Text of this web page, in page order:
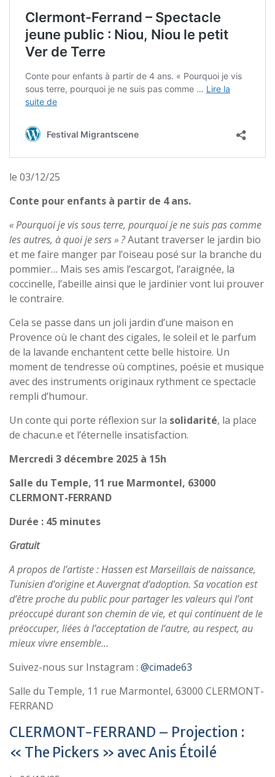
le 03/12/25
Conte pour enfants à partir de 4 ans.
« Pourquoi je vis sous terre, pourquoi je ne suis pas comme
les autres, à quoi je sers » ?Autant traverser le jardin bio
et me faire manger par l’oiseau posé sur la branche du
pommier… Mais ses amis l’escargot, l’araignée, la
coccinelle, l’abeille ainsi que le jardinier vont lui prouver
le contraire.
Cela se passe dans un joli jardin d’une maison en
Provence où le chant des cigales, le soleil et le parfum
de la lavande enchantent cette belle histoire. Un
moment de tendresse où comptines, poésie et musique
avec des instruments originaux rythment ce spectacle
rempli d’humour.
Un conte qui porte réflexion sur la solidarité, la place
de chacun.e et l’éternelle insatisfaction.
Mercredi 3 décembre 2025 à 15h
Salle du Temple, 11 rue Marmontel, 63000
CLERMONT-FERRAND
Durée : 45 minutes
Gratuit
A propos de l’artiste : Hassen est Marseillais de naissance,
Tunisien d’origine et Auvergnat d’adoption. Sa vocation est
d’être proche du public pour partager les valeurs qui l’ont
préoccupé durant son chemin de vie, et qui continuent de le
préoccuper, liées à l’acceptation de l’autre, au respect, au
mieux vivre ensemble…
Suivez-nous sur Instagram : @cimade63
Salle du Temple, 11 rue Marmontel, 63000 CLERMONT-
FERRAND
CLERMONT-FERRAND – Projection :
« The Pickers » avec Anis Étoilé